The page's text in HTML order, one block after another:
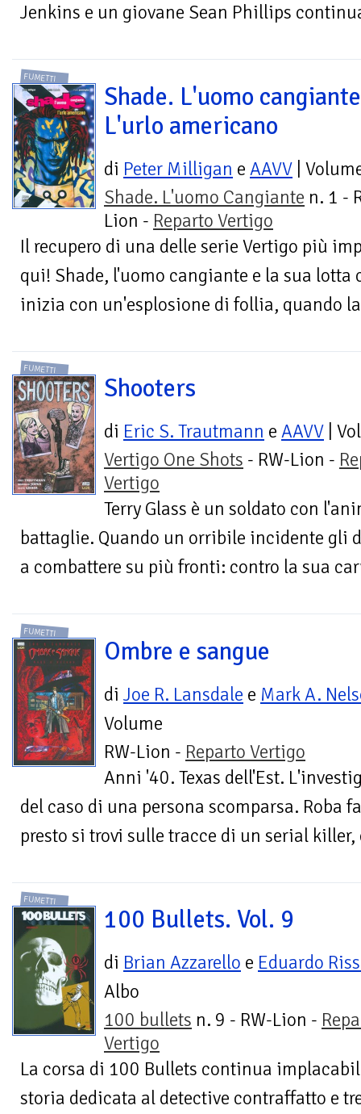
Jenkins e un giovane Sean Phillips
FUMETTI
Shade. L'uomo
L'urlo americano
di Peter Milligan e AAVV |
Shade. L'uomo Cangiante n. 1 -
Lion - Reparto Vertigo
Il recupero di una delle serie Vertigo più
qui! Shade, l'uomo cangiante e la sua
inizia con un'esplosione di follia, quando
FUMETTI
Shooters
di Eric S. Trautmann e AAVV |
Vertigo One Shots - RW-Lion -
Vertigo
Terry Glass è un soldato con
battaglie. Quando un orribile incidente gli
a combattere su più fronti: contro la sua
FUMETTI
Ombre e sangue
di Joe R. Lansdale e Mark A.
Volume
RW-Lion - Reparto Vertigo
Anni '40. Texas dell'Est.
del caso di una persona scomparsa. Roba
presto si trovi sulle tracce di un serial killer,
FUMETTI
100 Bullets. Vol. 9
di Brian Azzarello e Eduardo
Albo
100 bullets n. 9 - RW-Lion -
Vertigo
La corsa di 100 Bullets continua
storia dedicata al detective contraffatto e